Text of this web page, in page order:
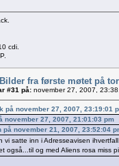
cdi.
fra første møtet på
#31 på: november 27, 2007,
på november 27, 2007, 23:19:01
november 27, 2007, 21:01:03 pm
på november 21, 2007, 23:52:04
vi satte inn i Adresseavisen
også...til og med Aliens rosa miss